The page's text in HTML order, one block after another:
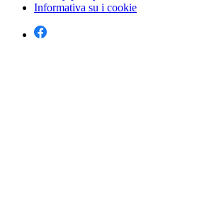
Informativa su i cookie